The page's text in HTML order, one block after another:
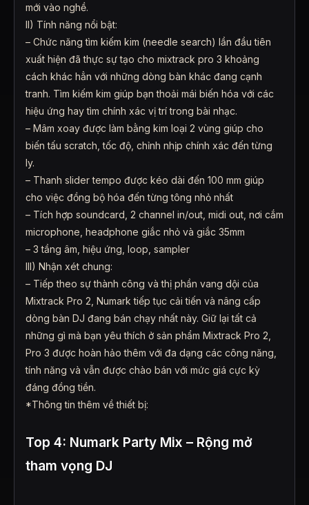
mới vào nghề.
II) Tính năng nổi bật:
– Chức năng tìm kiếm kim (needle search) lần đầu tiên
xuất hiện đã thực sự tạo cho mixtrack pro 3 khoảng
cách khác hẳn với những dòng bàn khác đang cạnh
tranh. Tìm kiếm kim giúp bạn thoải mái biến hóa với các
hiệu ứng hay tìm chính xác vị trí trong bài nhạc.
– Mâm xoay được làm bằng kim loại 2 vùng giúp cho
biến tấu scratch, tốc độ, chỉnh nhịp chính xác đến từng
ly.
– Thanh slider tempo được kéo dài đến 100 mm giúp
cho việc đồng bộ hóa đến từng tông nhỏ nhất
– Tích hợp soundcard, 2 channel in/out, midi out, nơi cắm
microphone, headphone giắc nhỏ và giắc 35mm
– 3 tầng âm, hiệu ứng, loop, sampler
III) Nhận xét chung:
– Tiếp theo sự thành công và thị phần vang dội của
Mixtrack Pro 2, Numark tiếp tục cải tiến và nâng cấp
dòng bàn DJ đang bán chạy nhất này. Giữ lại tất cả
những gì mà bạn yêu thích ở sản phẩm Mixtrack Pro 2,
Pro 3 được hoàn hảo thêm với đa dạng các công năng,
tính năng và vẫn được chào bán với mức giá cực kỳ
đáng đồng tiền.
*Thông tin thêm về thiết bị:
Top 4: Numark Party Mix – Rộng mở
tham vọng DJ